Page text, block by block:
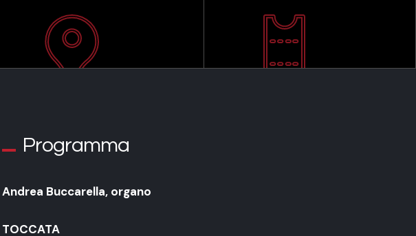
Programma
Andrea Buccarella, organo
TOCCATA